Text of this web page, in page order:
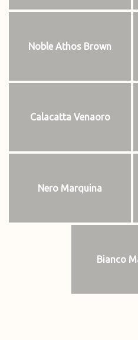
Noble Athos Brown
Calacatta Venaoro
Nero Marquina
Bianco